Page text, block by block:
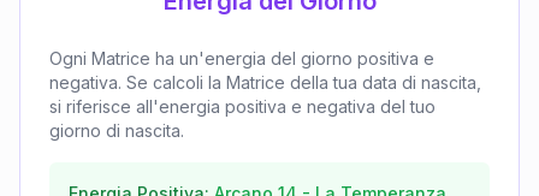
Ogni Matrice ha un'energia del giorno positiva e
negativa. Se calcoli la Matrice della tua data di nascita,
si riferisce all'energia positiva e negativa del tuo
giorno di nascita.